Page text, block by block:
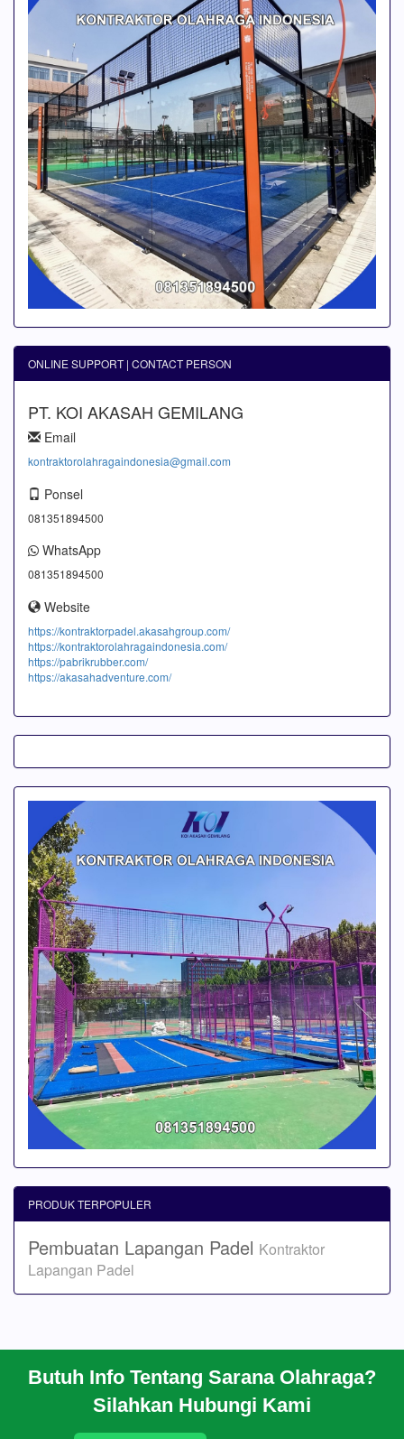
ONLINE SUPPORT | CONTACT PERSON
PT. KOI AKASAH GEMILANG
Email
kontraktorolahragaindonesia@gmail.com
Ponsel
081351894500
WhatsApp
081351894500
Website
https://kontraktorpadel.akasahgroup.com/
https://kontraktorolahragaindonesia.com/
https://pabrikrubber.com/
https://akasahadventure.com/
Butuh Info Tentang Sarana Olahraga?
Silahkan Hubungi Kami
PRODUK TERPOPULER
Pembuatan Lapangan Padel Kontraktor
Lapangan Padel
CARA PESAN